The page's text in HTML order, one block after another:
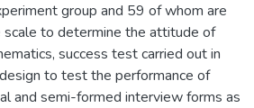
group and 59 of whom are
scale to determine the attitude of
success test carried out in
to test the performance of
and semi-formed interview forms as